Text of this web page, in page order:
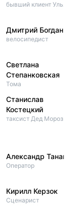
бывший клиент Ульяны
Дмитрий Богдан
велосипедист
Светлана
Степанковская
Тома
Станислав
Костецкий
таксист Дед Мороз
Александр Тананов
Оператор
Кирилл Керзок
Сценарист